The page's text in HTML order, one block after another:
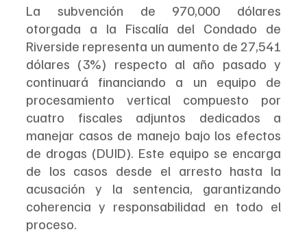
La subvención de 970,000 dólares
otorgada a la Fiscalía del Condado de
Riverside representa un aumento de 27,541
dólares (3%) respecto al año pasado y
continuará financiando a un equipo de
procesamiento vertical compuesto por
cuatro fiscales adjuntos dedicados a
manejar casos de manejo bajo los efectos
de drogas (DUID). Este equipo se encarga
de los casos desde el arresto hasta la
acusación y la sentencia, garantizando
coherencia y responsabilidad en todo el
proceso.